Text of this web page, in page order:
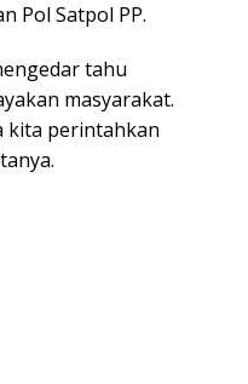
Pol Satpol PP.
tahu
masyarakat.
kita perintahkan